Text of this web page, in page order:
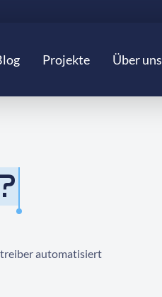
Projekte Über uns
automatisiert